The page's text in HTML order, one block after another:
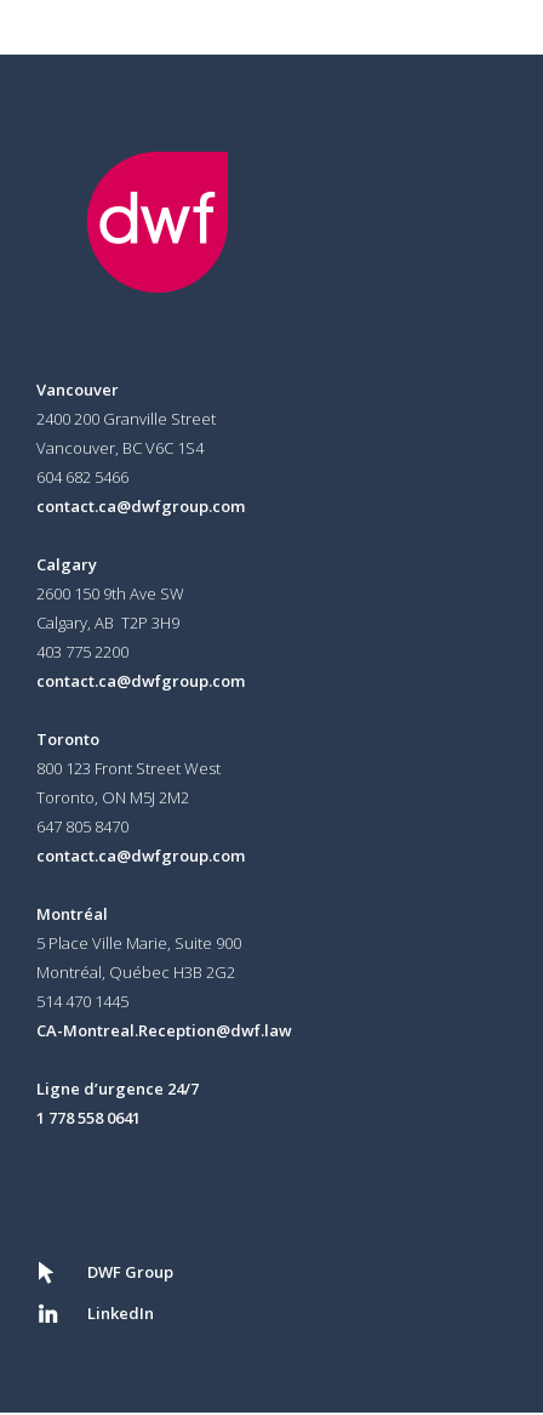
Vancouver
2400 200 Granville Street
Vancouver, BC V6C 1S4
604 682 5466
contact.ca@dwfgroup.com
Calgary
2600 150 9th Ave SW
Calgary, AB T2P 3H9
403 775 2200
contact.ca@dwfgroup.com
Toronto
800 123 Front Street West
Toronto, ON M5J 2M2
647 805 8470
contact.ca@dwfgroup.com
Montréal
5 Place Ville Marie, Suite 900
Montréal, Québec H3B 2G2
514 470 1445
CA-Montreal.Reception@dwf.law
Ligne d’urgence 24/7
1 778 558 0641
DWF Group
LinkedIn